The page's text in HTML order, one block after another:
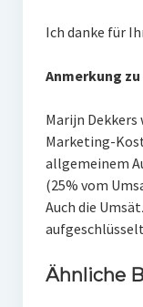
Ich danke für
Anmerkung
Marijn Dekkers
Marketing-
allgemeinem
(25% vom
Auch die
Ähnliche